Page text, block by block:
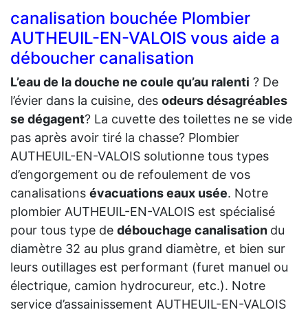
canalisation bouchée Plombier
AUTHEUIL-EN-VALOIS vous aide a
déboucher canalisation
L’eau de la douche ne coule qu’au ralenti ? De
l’évier dans la cuisine, des odeurs désagréables
se dégagent? La cuvette des toilettes ne se vide
pas après avoir tiré la chasse? Plombier
AUTHEUIL-EN-VALOIS solutionne tous types
d’engorgement ou de refoulement de vos
canalisations évacuations eaux usée. Notre
plombier AUTHEUIL-EN-VALOIS est spécialisé
pour tous type de débouchage canalisation du
diamètre 32 au plus grand diamètre, et bien sur
leurs outillages est performant (furet manuel ou
électrique, camion hydrocureur, etc.). Notre
service d’assainissement AUTHEUIL-EN-VALOIS